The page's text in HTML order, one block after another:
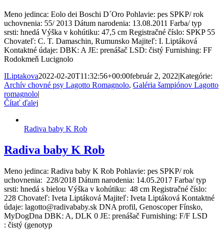
Meno jedinca: Eolo dei Boschi D´Oro Pohlavie: pes SPKP/ rok
uchovnenia: 55/ 2013 Dátum narodenia: 13.08.2011 Farba/ typ
srsti: hnedá Výška v kohútiku: 47,5 cm Registračné číslo: SPKP 55
Chovateľ: C. T. Damaschin, Rumunsko Majiteľ: I. Liptáková
Kontaktné údaje: DBK: A JE: prenášač LSD: čistý Furnishing: FF
Rodokmeň Lucignolo
ILiptakova2022-02-20T11:32:56+00:00február 2, 2022|Kategórie:
Archív chovné psy Lagotto Romagnolo, Galéria šampiónov Lagotto
romagnolo|
Čítať ďalej
Radiva baby K Rob
Radiva baby K Rob
Meno jedinca: Radiva baby K Rob Pohlavie: pes SPKP/ rok
uchovnenia: 228/2018 Dátum narodenia: 14.05.2017 Farba/ typ
srsti: hnedá s bielou Výška v kohútiku: 48 cm Registračné číslo:
228 Chovateľ: Iveta Liptáková Majiteľ: Iveta Liptáková Kontaktné
údaje: lagotto@radivababy.sk DNA profil, Genoscoper Fínsko,
MyDogDna DBK: A, DLK 0 JE: prenášač Furnishing: F/F LSD
: čistý (genotyp